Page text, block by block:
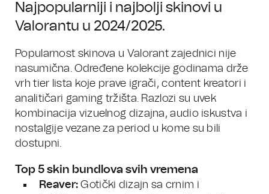
Najpopularniji i najbolji skinovi u
Valorantu u 2024/2025.
Popularnost skinova u Valorant zajednici nije
nasumična. Određene kolekcije godinama drže
vrh tier lista koje prave igrači, content kreatori i
analitičari gaming tržišta. Razlozi su uvek
kombinacija vizuelnog dizajna, audio iskustva i
nostalgije vezane za period u kome su bili
dostupni.
Top 5 skin bundlova svih vremena
Reaver: Gotički dizajn sa crnim i